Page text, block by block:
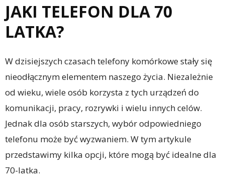
JAKI TELEFON DLA 70
LATKA?
W dzisiejszych czasach telefony komórkowe stały się
nieodłącznym elementem naszego życia. Niezależnie
od wieku, wiele osób korzysta z tych urządzeń do
komunikacji, pracy, rozrywki i wielu innych celów.
Jednak dla osób starszych, wybór odpowiedniego
telefonu może być wyzwaniem. W tym artykule
przedstawimy kilka opcji, które mogą być idealne dla
70-latka.